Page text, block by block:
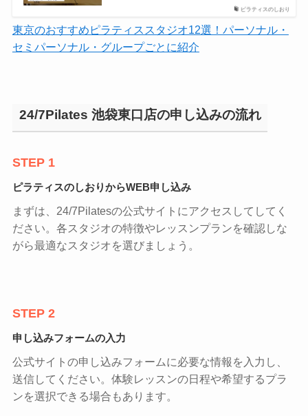
ピラティスのしおり
東京のおすすめピラティススタジオ12選！パーソナル・
セミパーソナル・グループごとに紹介
24/7Pilates 池袋東口店の申し込みの流れ
STEP 1
ピラティスのしおりからWEB申し込み
まずは、24/7Pilatesの公式サイトにアクセスしてしてく
ださい。各スタジオの特徴やレッスンプランを確認しな
がら最適なスタジオを選びましょう。
STEP 2
申し込みフォームの入力
公式サイトの申し込みフォームに必要な情報を入力し、
送信してください。体験レッスンの日程や希望するプラ
ンを選択できる場合もあります。